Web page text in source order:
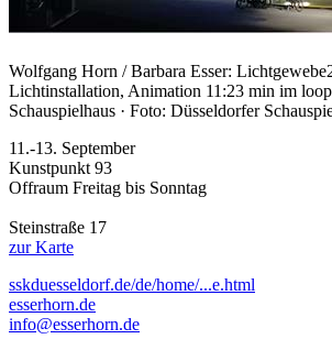
Wolfgang Horn / Barbara Esser: Lichtgewebe
Lichtinstallation, Animation 11:23 min im
Schauspielhaus · Foto: Düsseldorfer
11.-13. September
Kunstpunkt 93
Offraum Freitag bis Sonntag
Steinstraße 17
zur Karte
sskduesseldorf.de/de/home/...e.html
esserhorn.de
info@esserhorn.de